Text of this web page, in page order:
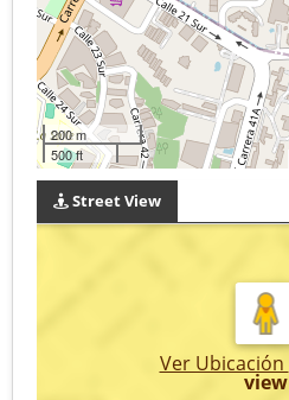
200 m
500 ft
Street View
Ver Ubicación
view